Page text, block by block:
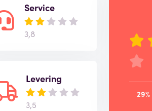
Service
3,8
Levering
3,5
29%